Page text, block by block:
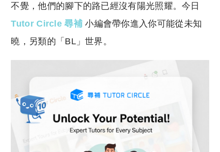
不覺，他們的腳下的路已經沒有陽光照耀。今日
Tutor Circle 尋補小編會帶你進入你可能從未知
曉，另類的「BL」世界。